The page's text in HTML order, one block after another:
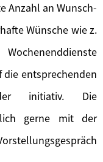
Anzahl an Wunsch-
Wünsche wie z.
die entsprechenden
initiativ. Die
gerne mit der